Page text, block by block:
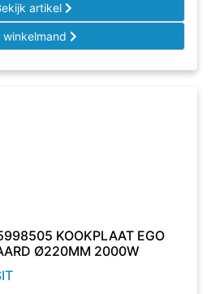
artikel
winkelmand
KOOKPLAAT EGO
Ø220MM 2000W